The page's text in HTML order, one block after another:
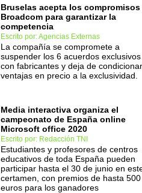
Bruselas acepta los compromisos
Broadcom para garantizar la
competencia
Escrito por: Agencias Externas
La compañía se compromete a
suspender los 6 acuerdos exclusivos
con fabricantes y deja de condicionar
ventajas en precio a la exclusividad.
Media interactiva organiza el
campeonato de España online
Microsoft office 2020
Escrito por: Redacción TNI
Estudiantes y profesores de centros
educativos de toda España pueden
participar hasta el 30 de junio en
certamen, con premios de hasta 500
euros para los ganadores